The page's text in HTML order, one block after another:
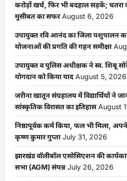
करोड़ों खर्च, फिर भी बदहाल सड़कें; चतरा
मुसीबत का सफर August 6, 2026
उपायुक्त रवि आनंद का जिला पशुपालन
योजनाओं की प्रगति की गहन समीक्षा
उपायुक्त व पुलिस अधीक्षक ने स्व. शिबू
योगदान को किया याद August 5, 2026
जरीना खातून संग्रहालय में विद्यार्थियों ने
सांस्कृतिक विरासत का इतिहास August
निष्ठापूर्वक कर्म किया, फल भी मिला,
कृष्ण कुमार गुप्ता July 31, 2026
झारखंड वॉलीबॉल एसोसिएशन की
सभा (AGM) संपन्न July 26, 2026